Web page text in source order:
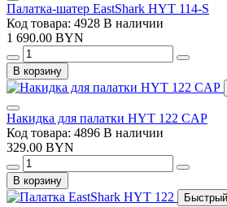
Палатка-шатер EastShark HYT 114-S
Код товара: 4928 В наличии
1 690.00 BYN
В корзину
Накидка для палатки HYT 122 CAP
Код товара: 4896 В наличии
329.00 BYN
В корзину